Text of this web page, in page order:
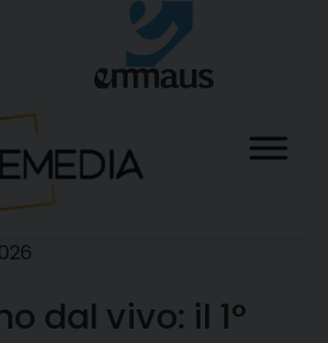
dal vivo: il 1°